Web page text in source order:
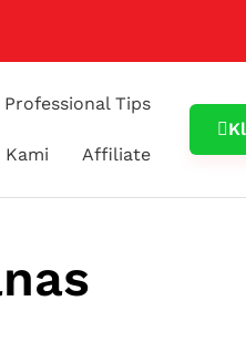
Professional Tips
Kami Affiliate